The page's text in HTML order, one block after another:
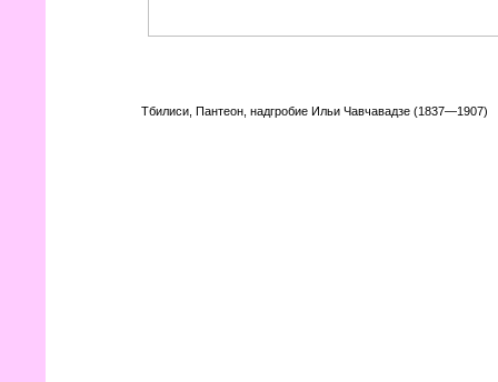
Тбилиси, Пантеон, надгробие Ильи Чавчавадзе (1837—1907)